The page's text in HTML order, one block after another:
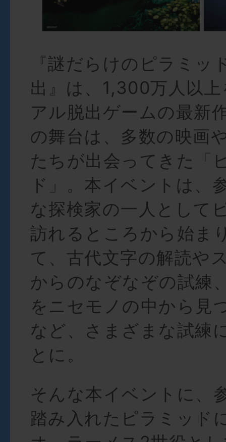
『謎だらけのピラミッ
出』は、1,300万人以
アル脱出ゲームの最新
の舞台は、多数の映画
たちが出会ってきた「
ド」。本イベントは、
な探検家の一人として
訪れるところから始ま
て、古代文字の解読や
からのなぞなぞの試練
をニセモノの中から見
など、さまざまな試練
とに。
そんな本イベントに、
踏み入れたピラミッド